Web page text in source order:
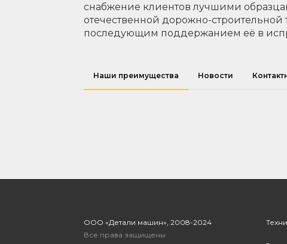
снабжение клиентов лучшими
отечественной дорожно-строительной
последующим поддержанием её в
Наши преимущества Новости
ООО «Детали машин», 2008-2024
Все права защищены